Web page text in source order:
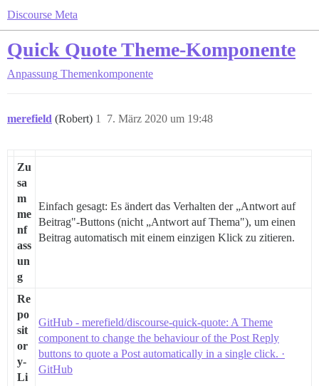
Discourse Meta
Quick Quote Theme-Komponente
Anpassung Themenkomponente
merefield (Robert) 7. März 2020 um 19:48
1
Zu
sa
m
me
nf
ass
un
g
Einfach gesagt: Es ändert das Verhalten der „Antwort auf
Beitrag"-Buttons (nicht „Antwort auf Thema"), um einen
Beitrag automatisch mit einem einzigen Klick zu zitieren.
Re
po
sit
or
y-
Li
GitHub - merefield/discourse-quick-quote: A Theme
component to change the behaviour of the Post Reply
buttons to quote a Post automatically in a single click. ·
GitHub